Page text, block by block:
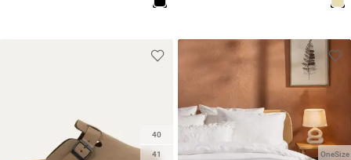
OneSize
40
41